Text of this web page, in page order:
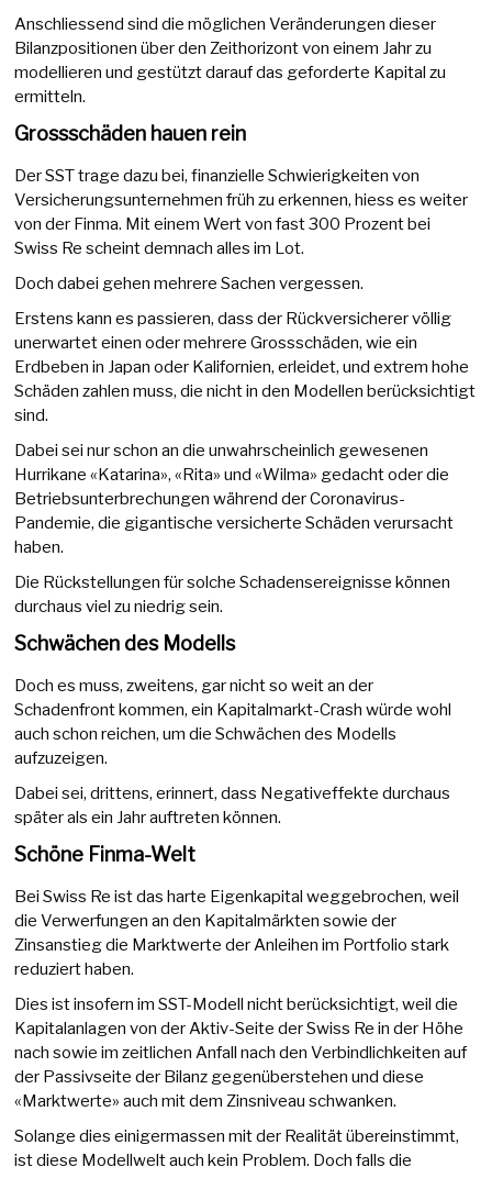
Anschliessend sind die möglichen Veränderungen dieser
Bilanzpositionen über den Zeithorizont von einem Jahr zu
modellieren und gestützt darauf das geforderte Kapital zu
ermitteln.
Grossschäden hauen rein
Der SST trage dazu bei, finanzielle Schwierigkeiten von
Versicherungsunternehmen früh zu erkennen, hiess es weiter
von der Finma. Mit einem Wert von fast 300 Prozent bei
Swiss Re scheint demnach alles im Lot.
Doch dabei gehen mehrere Sachen vergessen.
Erstens kann es passieren, dass der Rückversicherer völlig
unerwartet einen oder mehrere Grossschäden, wie ein
Erdbeben in Japan oder Kalifornien, erleidet, und extrem hohe
Schäden zahlen muss, die nicht in den Modellen berücksichtigt
sind.
Dabei sei nur schon an die unwahrscheinlich gewesenen
Hurrikane «Katarina», «Rita» und «Wilma» gedacht oder die
Betriebsunterbrechungen während der Coronavirus-
Pandemie, die gigantische versicherte Schäden verursacht
haben.
Die Rückstellungen für solche Schadensereignisse können
durchaus viel zu niedrig sein.
Schwächen des Modells
Doch es muss, zweitens, gar nicht so weit an der
Schadenfront kommen, ein Kapitalmarkt-Crash würde wohl
auch schon reichen, um die Schwächen des Modells
aufzuzeigen.
Dabei sei, drittens, erinnert, dass Negativeffekte durchaus
später als ein Jahr auftreten können.
Schöne Finma-Welt
Bei Swiss Re ist das harte Eigenkapital weggebrochen, weil
die Verwerfungen an den Kapitalmärkten sowie der
Zinsanstieg die Marktwerte der Anleihen im Portfolio stark
reduziert haben.
Dies ist insofern im SST-Modell nicht berücksichtigt, weil die
Kapitalanlagen von der Aktiv-Seite der Swiss Re in der Höhe
nach sowie im zeitlichen Anfall nach den Verbindlichkeiten auf
der Passivseite der Bilanz gegenüberstehen und diese
«Marktwerte» auch mit dem Zinsniveau schwanken.
Solange dies einigermassen mit der Realität übereinstimmt,
ist diese Modellwelt auch kein Problem. Doch falls die